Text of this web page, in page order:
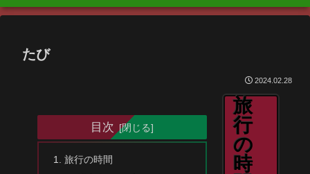
たび
2024.02.28
目次
旅行の時間
旅
行
の
時